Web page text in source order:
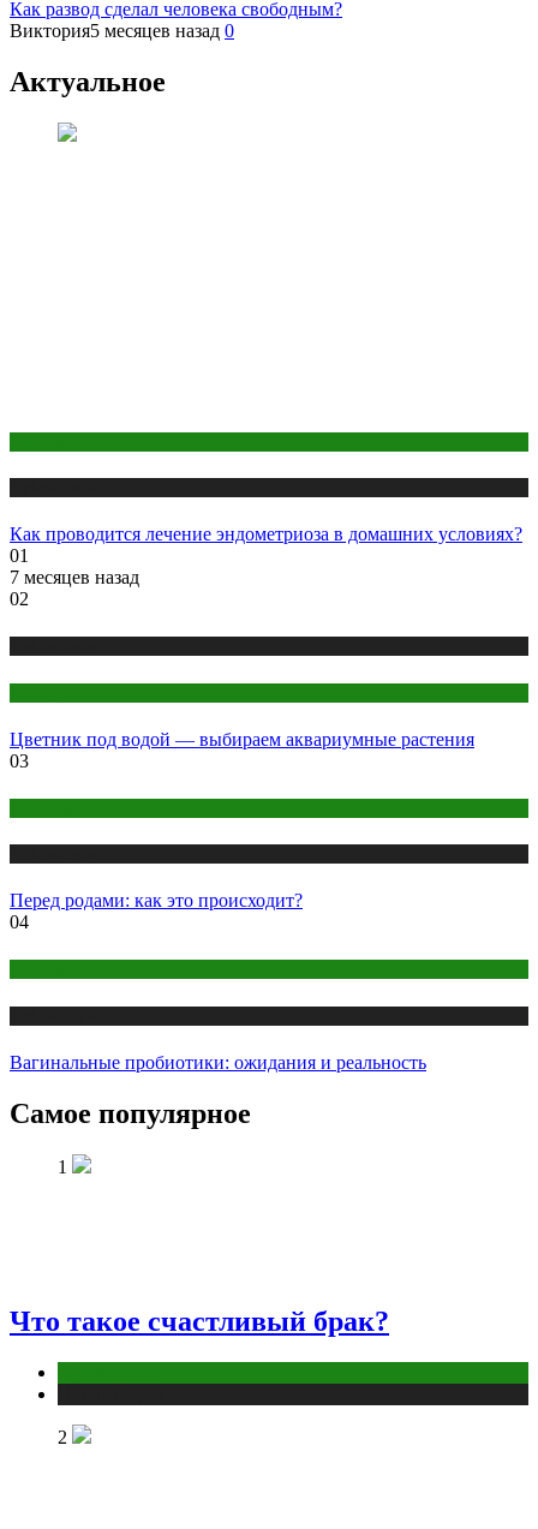
Как развод сделал человека свободным?
Виктория5 месяцев назад 0
Актуальное
Как проводится лечение эндометриоза в домашних условиях?
01
7 месяцев назад
02
Цветник под водой — выбираем аквариумные растения
03
Перед родами: как это происходит?
04
Вагинальные пробиотики: ожидания и реальность
Самое популярное
1
Что такое счастливый брак?
2